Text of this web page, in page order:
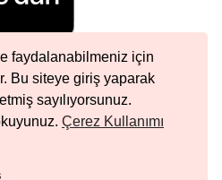
faydalanabilmeniz için
Bu siteye giriş yaparak
sayılıyorsunuz.
Çerez Kullanımı